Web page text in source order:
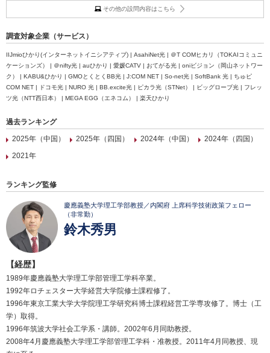
その他の設問内容はこちら
調査対象企業（サービス）
IIJmioひかり(インターネットイニシアティブ) | AsahiNet光 | ＠T COMヒカリ（TOKAIコミュニ
ケーションズ） | ＠nifty光 | auひかり | 愛媛CATV | おてがる光 | oniビジョン（岡山ネットワー
ク） | KABU&ひかり | GMOとくとくBB光 | J:COM NET | So-net光 | SoftBank 光 | ちゅピ
COM NET | ドコモ光 | NURO 光 | BB.excite光 | ピカラ光（STNet） | ビッグローブ光 | フレッ
ツ光（NTT西日本） | MEGA EGG（エネコム） | 楽天ひかり
過去ランキング
2025年（中国）
2025年（四国） 2024年（中国）
2024年（四国）
2021年
ランキング監修
慶應義塾大学理工学部教授／内閣府 上席科学技術政策フェロー
（非常勤）
鈴木秀男
【経歴】
1989年慶應義塾大学理工学部管理工学科卒業。
1992年ロチェスター大学経営大学院修士課程修了。
1996年東京工業大学大学院理工学研究科博士課程経営工学専攻修了。博士（工
学）取得。
1996年筑波大学社会工学系・講師。2002年6月同助教授。
2008年4月慶應義塾大学理工学部管理工学科・准教授。2011年4月同教授、現